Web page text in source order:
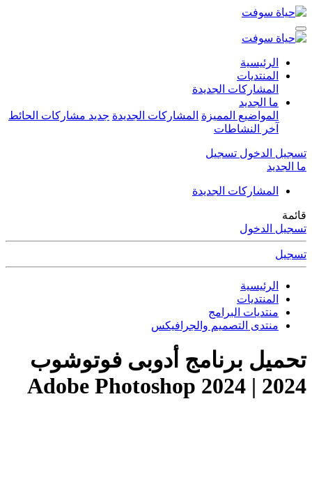
الرئيسية
المنتديات
المشاركات الجديدة
ما الجديد
المواضيع المميزة المشاركات الجديدة جديد مشاركات الحائط
آخر النشاطات
تسجيل الدخول تسجيل
ما الجديد
المشاركات الجديدة
قائمة
تسجيل الدخول
تسجيل
الرئيسية
المنتديات
منتديات البرامج
منتدى التصميم والجرافيكس
تحميل برنامج أدوبى فوتوشوب
2024 | Adobe Photoshop 2024